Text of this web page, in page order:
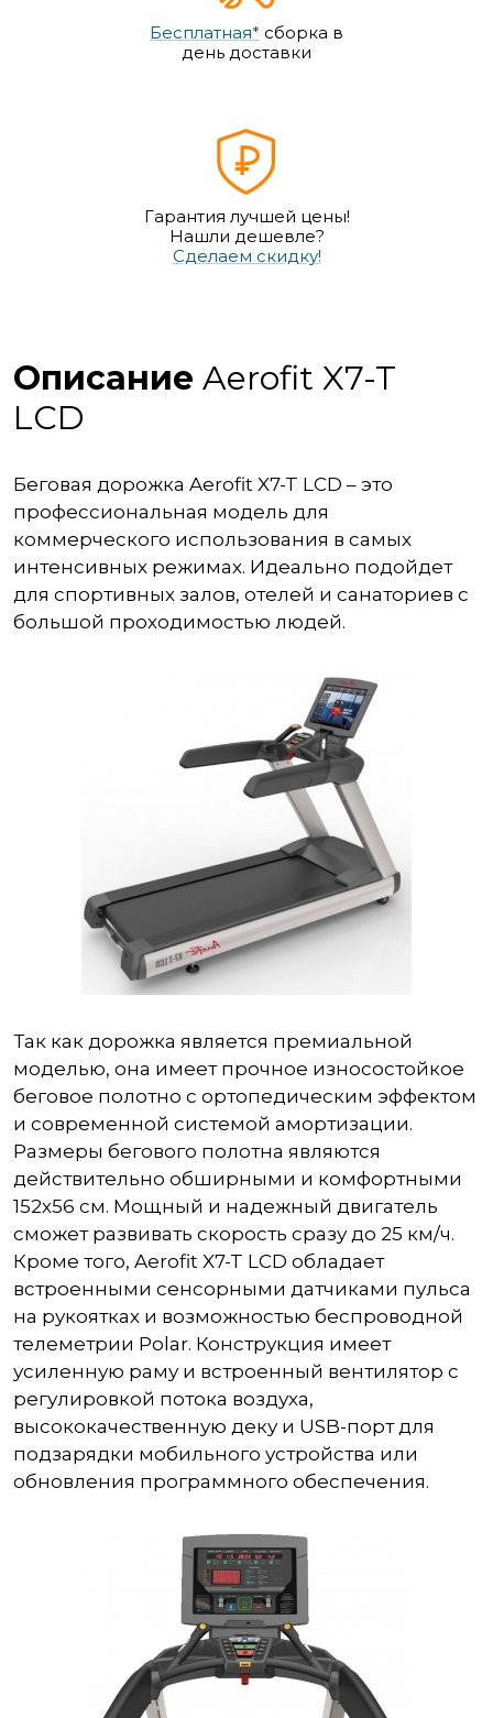
Бесплатная* сборка в
день доставки
Гарантия лучшей цены!
Нашли дешевле?
Сделаем скидку!
Описание Aerofit X7-T
LCD
Беговая дорожка Aerofit X7-T LCD – это
профессиональная модель для
коммерческого использования в самых
интенсивных режимах. Идеально подойдет
для спортивных залов, отелей и санаториев с
большой проходимостью людей.
Так как дорожка является премиальной
моделью, она имеет прочное износостойкое
беговое полотно с ортопедическим эффектом
и современной системой амортизации.
Размеры бегового полотна являются
действительно обширными и комфортными
152х56 см. Мощный и надежный двигатель
сможет развивать скорость сразу до 25 км/ч.
Кроме того, Aerofit X7-T LCD обладает
встроенными сенсорными датчиками пульса
на рукоятках и возможностью беспроводной
телеметрии Polar. Конструкция имеет
усиленную раму и встроенный вентилятор с
регулировкой потока воздуха,
высококачественную деку и USB-порт для
подзарядки мобильного устройства или
обновления программного обеспечения.